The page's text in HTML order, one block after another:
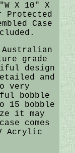
X 10" X
Protected
Case
Australian
grade
design
and
very
bobble
15 bobble
it may
comes
Acrylic